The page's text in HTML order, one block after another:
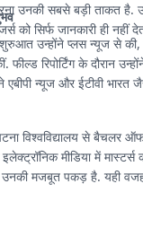
उनकी सबसे बड़ी ताकत है.
को सिर्फ जानकारी ही
शुरुआत उन्होंने प्लस न्यूज से
फील्ड रिपोर्टिंग के दौरान
एबीपी न्यूज और ईटीवी भारत
विश्वविद्यालय से बैचलर
इलेक्ट्रॉनिक मीडिया में
उनकी मजबूत पकड़ है. यही